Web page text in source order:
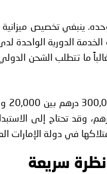
في دولة الإمارات
سريعة